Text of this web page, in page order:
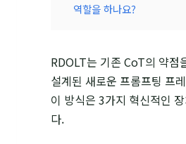
역할을 하나요?
RDOLT는 기존 CoT의 약점
설계된 새로운 프롬프팅 프
이 방식은 3가지 혁신적인
다.